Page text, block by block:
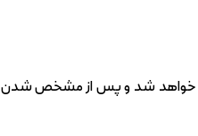
خواهد شد و پس از مشخص شدن